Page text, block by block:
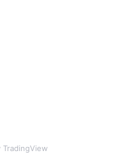
TradingView